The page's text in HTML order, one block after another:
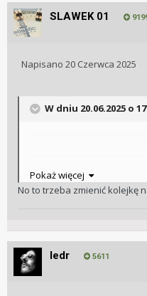
SLAWEK 01
Napisano 20 Czerwca 2025
W dniu 20.06.2025 o
Są inni, sa. Tylko zegarek
może
Pokaż więcej
No to trzeba zmienić kolejkę
ledr 5611